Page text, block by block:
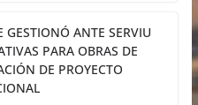
GESTIONÓ ANTE SERVIU
PARA OBRAS DE
DE PROYECTO